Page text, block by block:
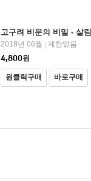
고구려 비문의 비밀 - 살
2018년 06월 | 제한없음
4,800원
원클릭구매 바로구매